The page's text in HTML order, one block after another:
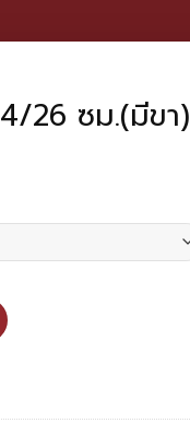
26 ซม.(มีขา)
า) ชิ้น